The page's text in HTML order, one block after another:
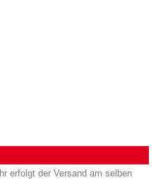
erfolgt der Versand am selben